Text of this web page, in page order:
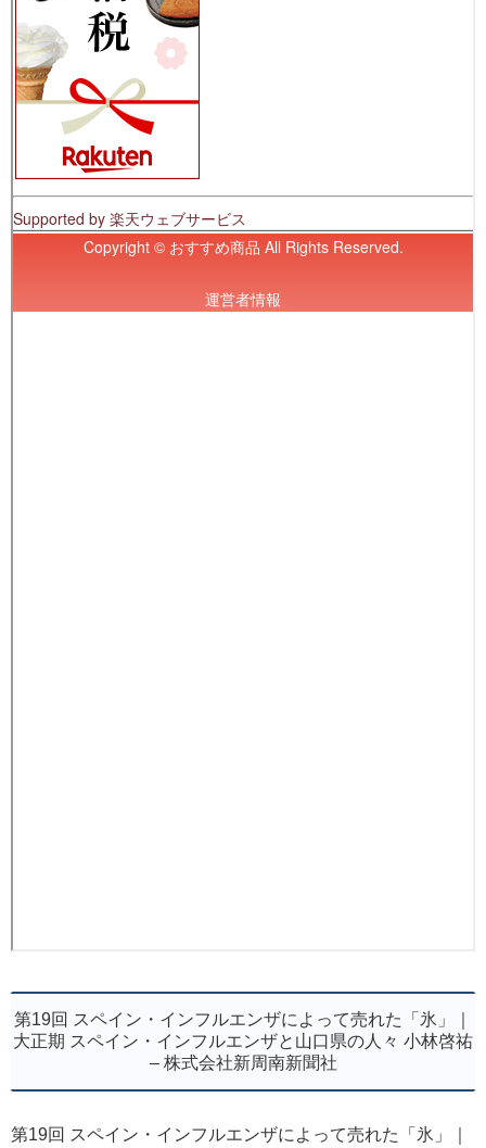
第19回 スペイン・インフルエンザによって売れた「氷」｜
大正期 スペイン・インフルエンザと山口県の人々 小林啓祐
– 株式会社新周南新聞社
第19回 スペイン・インフルエンザによって売れた「氷」｜